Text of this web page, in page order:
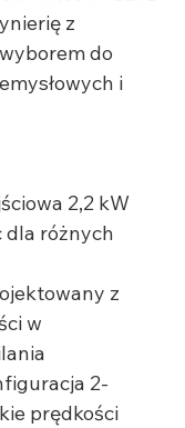
z
do
i
2,2 kW
dla różnych
z
w
2-
prędkości